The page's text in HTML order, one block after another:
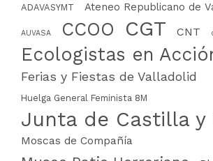
ADAVASYMT Ateneo Republicano de
AUVASA CCOO CGT CNT
Ecologistas en
Ferias y Fiestas de Valladolid
Huelga General Feminista 8M
Junta de Castilla y
Moscas de Compañía